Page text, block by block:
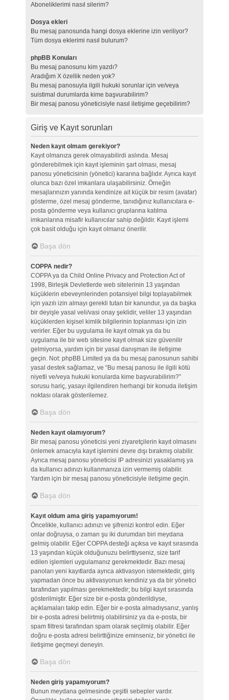
Aboneliklerimi nasıl silerim?
Dosya ekleri
Bu mesaj panosunda hangi dosya eklerine izin veriliyor?
Tüm dosya eklerimi nasıl bulurum?
phpBB Konuları
Bu mesaj panosunu kim yazdı?
Aradığım X özellik neden yok?
Bu mesaj panosuyla ilgili hukuki sorunlar için ve/veya
suistimal durumlarda kime başvurabilirim?
Bir mesaj panosu yöneticisiyle nasıl iletişime geçebilirim?
Giriş ve Kayıt sorunları
Neden kayıt olmam gerekiyor?
Kayıt olmanıza gerek olmayabilirdi aslında. Mesaj
gönderebilmek için kayıt işleminin şart olması, mesaj
panosu yöneticisinin (yönetici) kararına bağlıdır. Ayrıca kayıt
olunca bazı özel imkanlara ulaşabilirsiniz. Örneğin
mesajlarınızın yanında kendinize ait küçük bir resim (avatar)
gösterme, özel mesaj gönderme, tanıdığınız kullanıcılara e-
posta gönderme veya kullanıcı gruplarına katılma
imkanlarına misafir kullanıcılar sahip değildir. Kayıt işlemi
çok basit olduğu için kayıt olmanız önerilir.
Başa dön
COPPA nedir?
COPPA ya da Child Online Privacy and Protection Act of
1998, Birleşik Devletlerde web sitelerinin 13 yaşından
küçüklerin ebeveynlerinden potansiyel bilgi toplayabilmek
için yazılı izin almayı gerekli tutan bir kanundur, ya da başka
bir deyişle yasal veli/vasi onay şeklidir, veliler 13 yaşından
küçüklerden kişisel kimlik bilgilerinin toplanması için izin
verirler. Eğer bu uygulama ile kayıt olmak ya da bu
uygulama ile bir web sitesine kayıt olmak size güvenilir
gelmiyorsa, yardım için bir yasal danışman ile iletişime
geçin. Not: phpBB Limited ya da bu mesaj panosunun sahibi
yasal destek sağlamaz, ve “Bu mesaj panosu ile ilgili kötü
niyetli ve/veya hukuki konularda kime başvurabilirim?”
sorusu hariç, yasayı ilgilendiren herhangi bir konuda iletişim
noktası olarak gösterilemez.
Başa dön
Neden kayıt olamıyorum?
Bir mesaj panosu yöneticisi yeni ziyaretçilerin kayıt olmasını
önlemek amacıyla kayıt işlemini devre dışı bırakmış olabilir.
Ayrıca mesaj panosu yöneticisi IP adresinizi yasaklamış ya
da kullanıcı adınızı kullanmanıza izin vermemiş olabilir.
Yardım için bir mesaj panosu yöneticisiyle iletişime geçin.
Başa dön
Kayıt oldum ama giriş yapamıyorum!
Öncelikle, kullanıcı adınızı ve şifrenizi kontrol edin. Eğer
onlar doğruysa, o zaman şu iki durumdan biri meydana
gelmiş olabilir. Eğer COPPA desteği açıksa ve kayıt sırasında
13 yaşından küçük olduğunuzu belirttiyseniz, size tarif
edilen işlemleri uygulamanız gerekmektedir. Bazı mesaj
panoları yeni kayıtlarda ayrıca aktivasyon istemektedir, giriş
yapmadan önce bu aktivasyonun kendiniz ya da bir yönetici
tarafından yapılması gerekmektedir; bu bilgi kayıt sırasında
gösterilmiştir. Eğer size bir e-posta gönderildiyse,
açıklamaları takip edin. Eğer bir e-posta almadıysanız, yanlış
bir e-posta adresi belirtmiş olabilirsiniz ya da e-posta, bir
spam filtresi tarafından spam olarak seçilmiş olabilir. Eğer
doğru e-posta adresi belirttiğinize eminseniz, bir yönetici ile
iletişime geçmeyi deneyin.
Başa dön
Neden giriş yapamıyorum?
Bunun meydana gelmesinde çeşitli sebepler vardır.